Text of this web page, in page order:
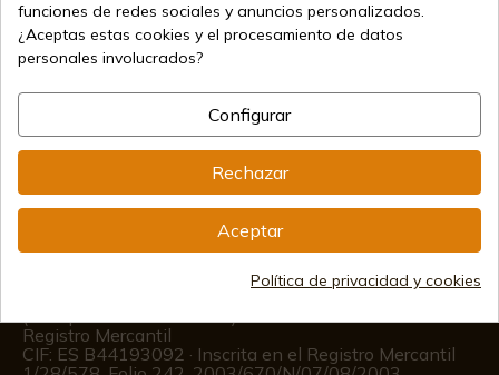
info@aceros-de-hispania.com
(Excepto los días festivos)
Registro Mercantil
CIF: ES B44193092 · Inscrita en el Registro Mercantil
funciones de redes sociales y anuncios personalizados.
¿Aceptas estas cookies y el procesamiento de datos
personales involucrados?
Configurar
Rechazar
Aceptar
Política de privacidad y cookies